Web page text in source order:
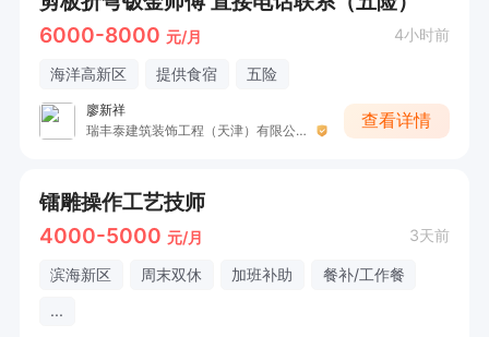
6000-8000 元/月 4小时前
海洋高新区 提供食宿 五险
廖新祥
瑞丰泰建筑装饰工程（天津）有限公司
查看详情
镭雕操作工艺技师
4000-5000 元/月 3天前
滨海新区 周末双休 加班补助
餐补/工作餐
...